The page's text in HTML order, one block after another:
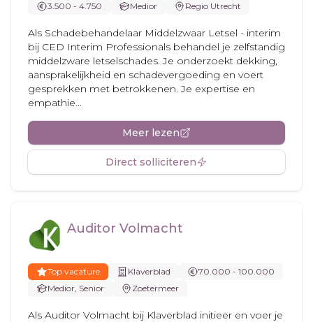
3.500 - 4.750
Medior Regio Utrecht
Als Schadebehandelaar Middelzwaar Letsel - interim
bij CED Interim Professionals behandel je zelfstandig
middelzware letselschades. Je onderzoekt dekking,
aansprakelijkheid en schadevergoeding en voert
gesprekken met betrokkenen. Je expertise en
empathie...
Meer lezen
Direct solliciteren
Auditor Volmacht
Top vacature Klaverblad
70.000 - 100.000
Medior, Senior
Zoetermeer
Als Auditor Volmacht bij Klaverblad initieer en voer je